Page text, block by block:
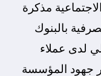
مذكرة
بالبنوك
لدى عملاء
جهود المؤسسة